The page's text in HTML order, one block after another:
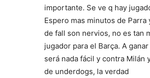
importante. Se ve q hay
Espero mas minutos de Parra
de fall son nervios, no es tan
jugador para el Barça. A
será nada fácil y contra Milán
de underdogs, la verdad